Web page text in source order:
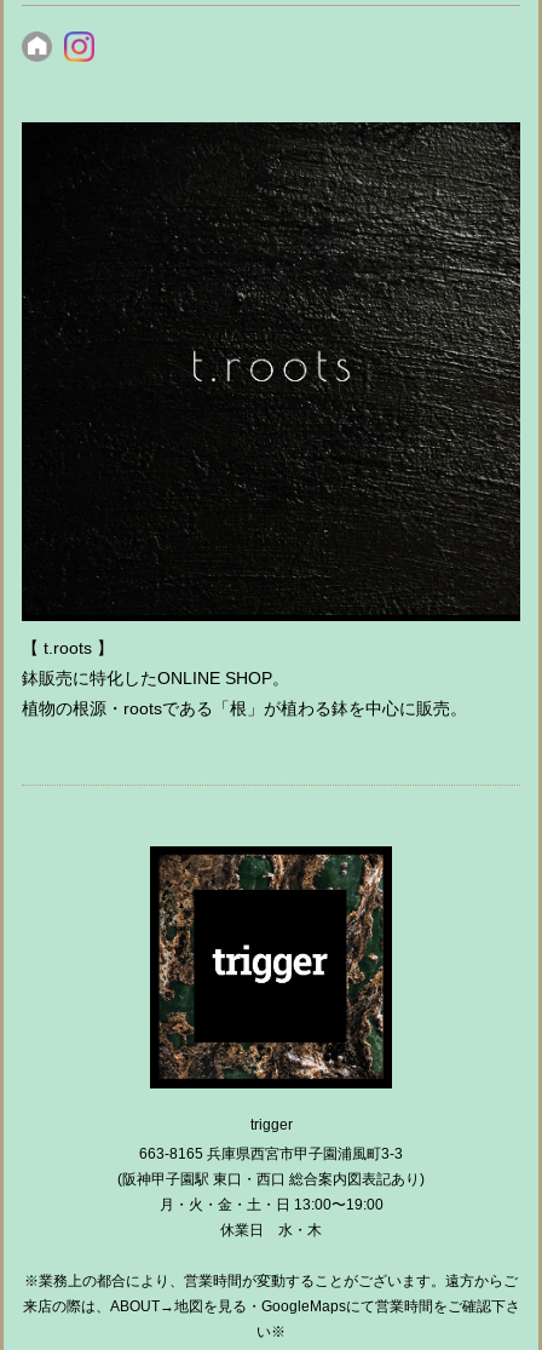
【 t.roots 】
鉢販売に特化したONLINE SHOP。
植物の根源・rootsである「根」が植わる鉢を中心に販売。
trigger
663-8165 兵庫県西宮市甲子園浦風町3-3
(阪神甲子園駅 東口・西口 総合案内図表記あり)
月・火・金・土・日 13:00〜19:00
休業日 水・木
※業務上の都合により、営業時間が変動することがございます。遠方からご
来店の際は、ABOUT→地図を見る・GoogleMapsにて営業時間をご確認下さ
い※